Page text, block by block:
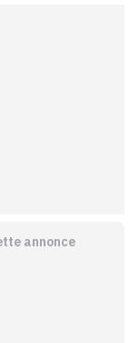
annonce